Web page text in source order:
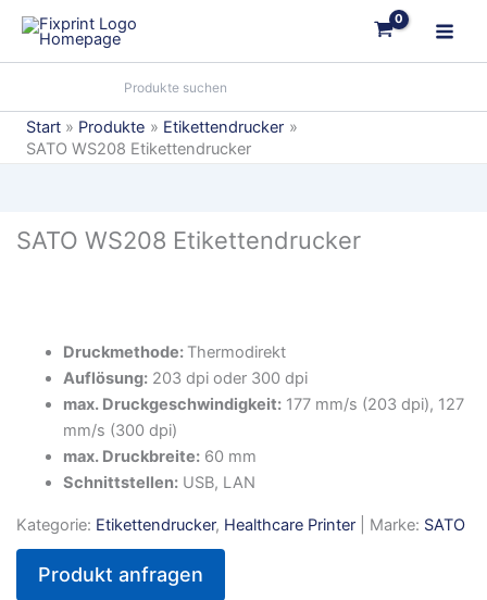
Zum
Inhalt
springen
Start Produkte
Etikettendrucker
SATO WS208 Etikettendrucker
SATO WS208 Etikettendrucker
Druckmethode: Thermodirekt
Auflösung: 203 dpi oder 300 dpi
max. Druckgeschwindigkeit: 177 mm/s (203 dpi), 127
mm/s (300 dpi)
max. Druckbreite: 60 mm
Schnittstellen: USB, LAN
Kategorie: Etikettendrucker, Healthcare Printer| Marke: SATO
Produkt anfragen